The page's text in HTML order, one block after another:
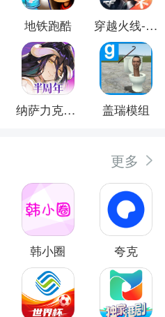
地铁跑酷 穿越火线-枪战王者
纳萨力克之王 盖瑞模组
更多
韩小圈 夸克